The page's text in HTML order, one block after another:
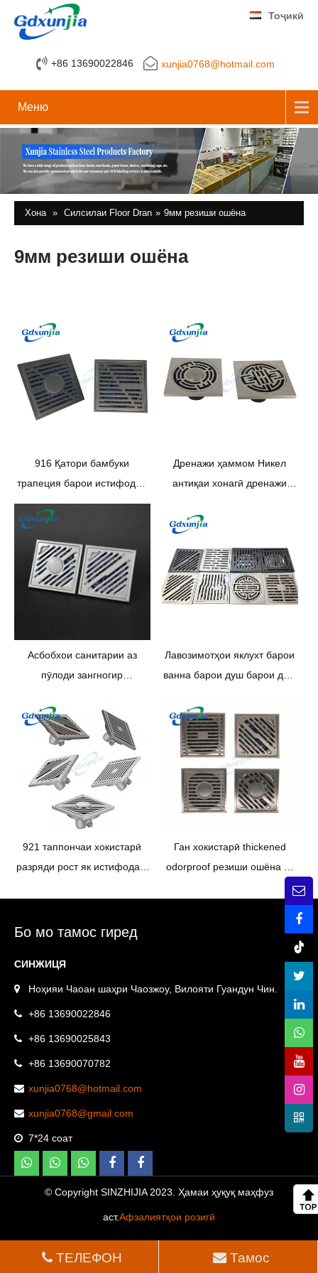
+86 13690022846 xunjia0768@hotmail.com
Тоҷикӣ
Меню
Хона » Силсилаи Floor Dran » 9мм резиши ошёна
9мм резиши ошёна
916 Қатори бамбуки
трапеция барои истифодаи
ягона ва дукарата
Дренажи ҳаммом Никел
антиқаи хонагӣ дренажи
мураббаъ
Асбобхои санитарии аз
пӯлоди зангногир
ошёнаи пошнаи аз пӯлоди
зангногир аз пӯлоди
зангногир тозашуда —
СИНЖИҶЯ/СУНҶЯ
Лавозимотҳои яклухт барои
ванна барои душ барои душ
дренажи флорӣ —
СИНЖИҶЯ/СУНҶЯ
921 таппончаи хокистарӣ
разряди рост як истифодаи,
Ган хокистарӣ thickened
odorproof резиши ошёна аз
Бо мо тамос гиред
СИНЖИЦЯ
Ноҳияи Чаоан шаҳри Чаозжоу, Вилояти Гуандун Чин.
+86 13690022846
+86 13690025843
+86 13690070782
xunjia0768@hotmail.com
xunjia0768@gmail.com
7*24 соат
© Copyright SINZHIJIA 2023. Ҳамаи ҳуқуқ маҳфуз
аст.Афзалиятҳои розигӣ
ТЕЛЕФОН Тамос